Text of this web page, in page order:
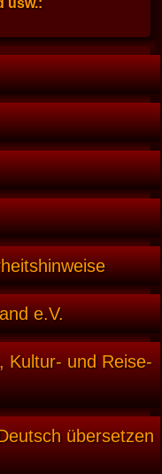
usw.:
e.V.
Kultur- und Reise-
übersetzen